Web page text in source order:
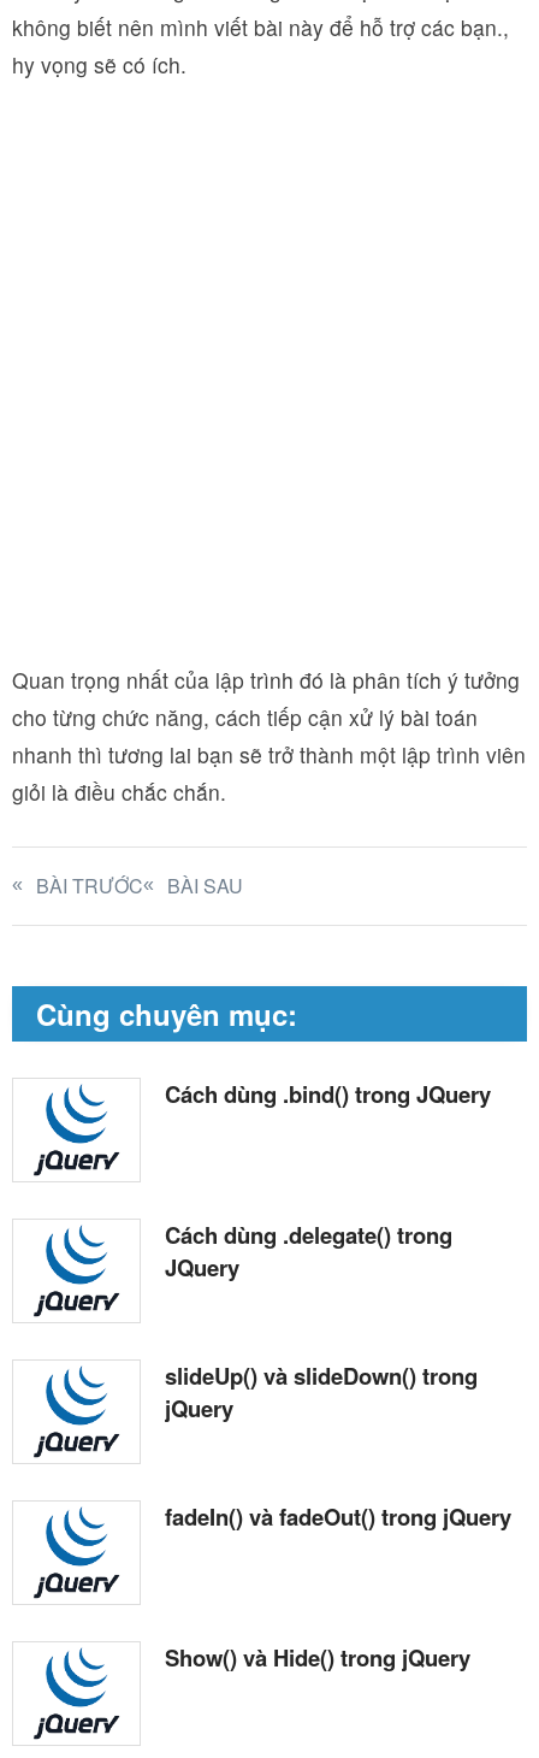
không biết nên mình viết bài này để hỗ trợ các bạn.,
hy vọng sẽ có ích.
Quan trọng nhất của lập trình đó là phân tích ý tưởng
cho từng chức năng, cách tiếp cận xử lý bài toán
nhanh thì tương lai bạn sẽ trở thành một lập trình viên
giỏi là điều chắc chắn.
BÀI TRƯỚC BÀI SAU
Cùng chuyên mục:
Cách dùng .bind() trong JQuery
Cách dùng .delegate() trong
JQuery
slideUp() và slideDown() trong
jQuery
fadeIn() và fadeOut() trong jQuery
Show() và Hide() trong jQuery